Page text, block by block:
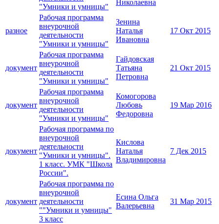
"Умники и умницы"
Николаевна
разное
Рабочая программа
внеурочной
деятельности
"Умники и умницы"
Зенина
Наталья
Ивановна
17 Окт 2015
документ
Рабочая программа
внеурочной
деятельности
"Умники и умницы"
Гайдовская
Татьяна
Петровна
21 Окт 2015
документ
Рабочая программа
внеурочной
деятельности
"Умники и умницы"
Комогорова
Любовь
Федоровна
19 Мар 2016
документ
Рабочая программа по
внеурочной
деятельности
"Умники и умницы".
1 класс. УМК "Школа
России".
Кислова
Наталья
Владимировна
7 Дек 2015
документ
Рабочая программа по
внеурочной
деятельности
""Умники и умницы"
3 класс
Есина Ольга
Валерьевна
31 Мар 2015